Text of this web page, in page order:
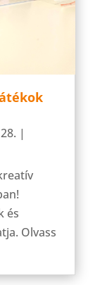
|
és
Olvass